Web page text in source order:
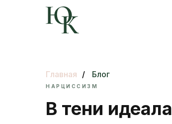
Главная / Блог
НАРЦИССИЗМ
В тени идеала